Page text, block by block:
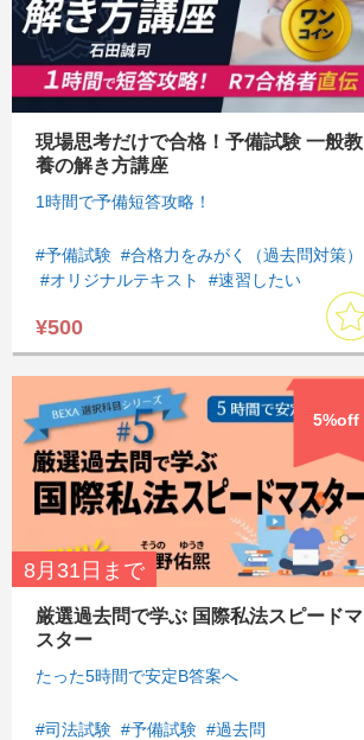
現場思考だけで合格！予備試験 一般教
養の解き方講座
1時間で予備短答攻略！
#予備試験 #合格力をみがく（過去問対策）
#オリジナルテキスト
#速習したい
¥500
厳選過去問で学ぶ 国際私法スピードマ
スター
たった5時間で安定B答案へ
#司法試験 #予備試験 #過去問
5%off
8月31日 まで